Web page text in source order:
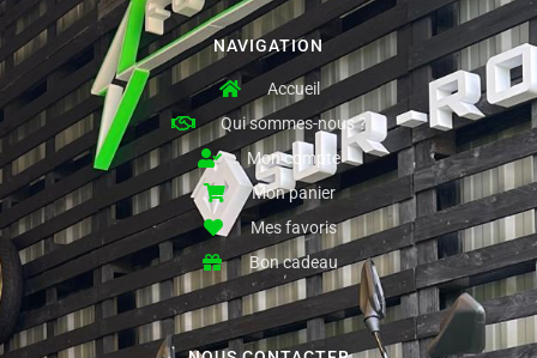
NAVIGATION
Accueil
Qui sommes-nous ?
Mon compte
Mon panier
Mes favoris
Bon cadeau